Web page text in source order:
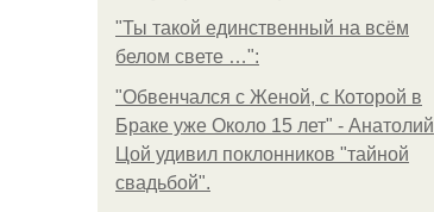
"Ты такой единственный на всём
белом свете …":
"Обвенчался с Женой, с Которой в
Браке уже Около 15 лет" - Анатолий
Цой удивил поклонников "тайной
свадьбой".